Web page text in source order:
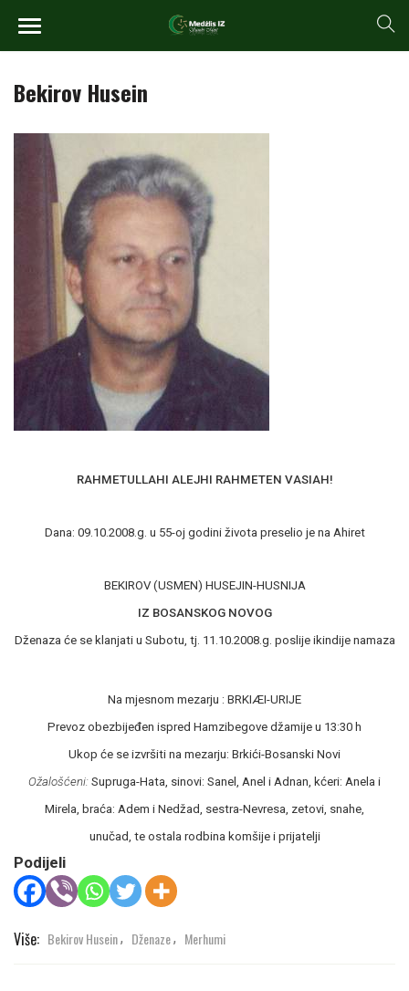
Bekirov Husein
RAHMETULLAHI ALEJHI RAHMETEN VASIAH!
Dana: 09.10.2008.g. u 55-oj godini života preselio je na Ahiret
BEKIROV (USMEN) HUSEJIN-HUSNIJA
IZ BOSANSKOG NOVOG
Dženaza će se klanjati u Subotu, tj. 11.10.2008.g. poslije ikindije namaza
Na mjesnom mezarju : BRKIÆI-URIJE
Prevoz obezbijeđen ispred Hamzibegove džamije u 13:30 h
Ukop će se izvršiti na mezarju: Brkići-Bosanski Novi
Ožalošćeni: Supruga-Hata, sinovi: Sanel, Anel i Adnan, kćeri: Anela i
Mirela, braća: Adem i Nedžad, sestra-Nevresa, zetovi, snahe,
unučad, te ostala rodbina komšije i prijatelji
Podijeli
Više: Bekirov Husein, Dženaze, Merhumi